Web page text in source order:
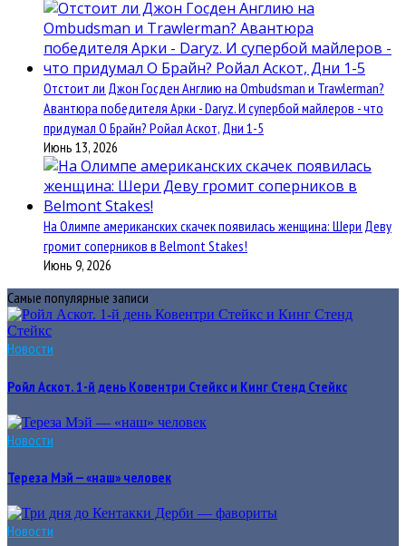
Отстоит ли Джон Госден Англию на Ombudsman и Trawlerman?
Авантюра победителя Арки - Daryz. И супербой майлеров - что
придумал О Брайн? Ройал Аскот, Дни 1-5
Июнь 13, 2026
На Олимпе американских скачек появилась женщина: Шери Деву
громит соперников в Belmont Stakes!
Июнь 9, 2026
Самые популярные записи
Новости
Ройл Аскот. 1-й день Ковентри Стейкс и Кинг Стенд Стейкс
Новости
Тереза Мэй — «наш» человек
Новости